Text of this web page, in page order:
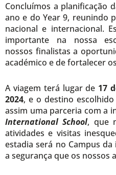
Concluímos a planificação
ano e do Year 9, reunindo
nacional e internacional.
importante na nossa
nossos finalistas a
académico e de fortalecer
A viagem terá lugar de 17
2024, e o destino
assim uma parceria com a
International School, que
atividades e visitas
estadia será no Campus
a segurança que os nossos